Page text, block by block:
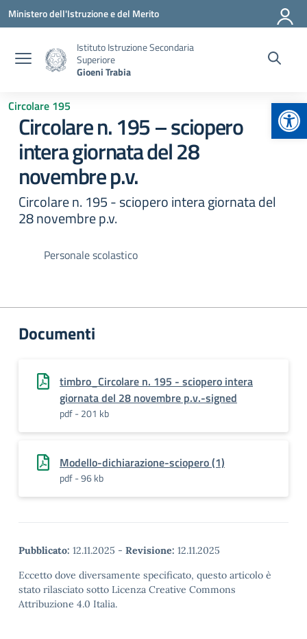
Vai ai contenuti
Vai al menu di navigazione
Vai al footer
Ministero dell'Istruzione e del Merito
Istituto Istruzione Secondaria
Superiore
Gioeni Trabia
Circolare 195
Circolare n. 195 – sciopero
intera giornata del 28
novembre p.v.
Circolare n. 195 - sciopero intera giornata del
28 novembre p.v.
Personale scolastico
Documenti
timbro_Circolare n. 195 - sciopero intera
giornata del 28 novembre p.v.-signed
pdf - 201 kb
Modello-dichiarazione-sciopero (1)
pdf - 96 kb
Pubblicato: 12.11.2025 - Revisione: 12.11.2025
Eccetto dove diversamente specificato, questo articolo è
stato rilasciato sotto Licenza Creative Commons
Attribuzione 4.0 Italia.